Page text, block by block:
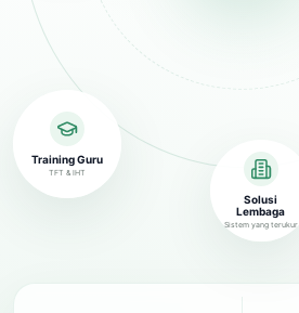
Training Guru
TFT & IHT
Solusi
Lembaga
Sistem yang terukur